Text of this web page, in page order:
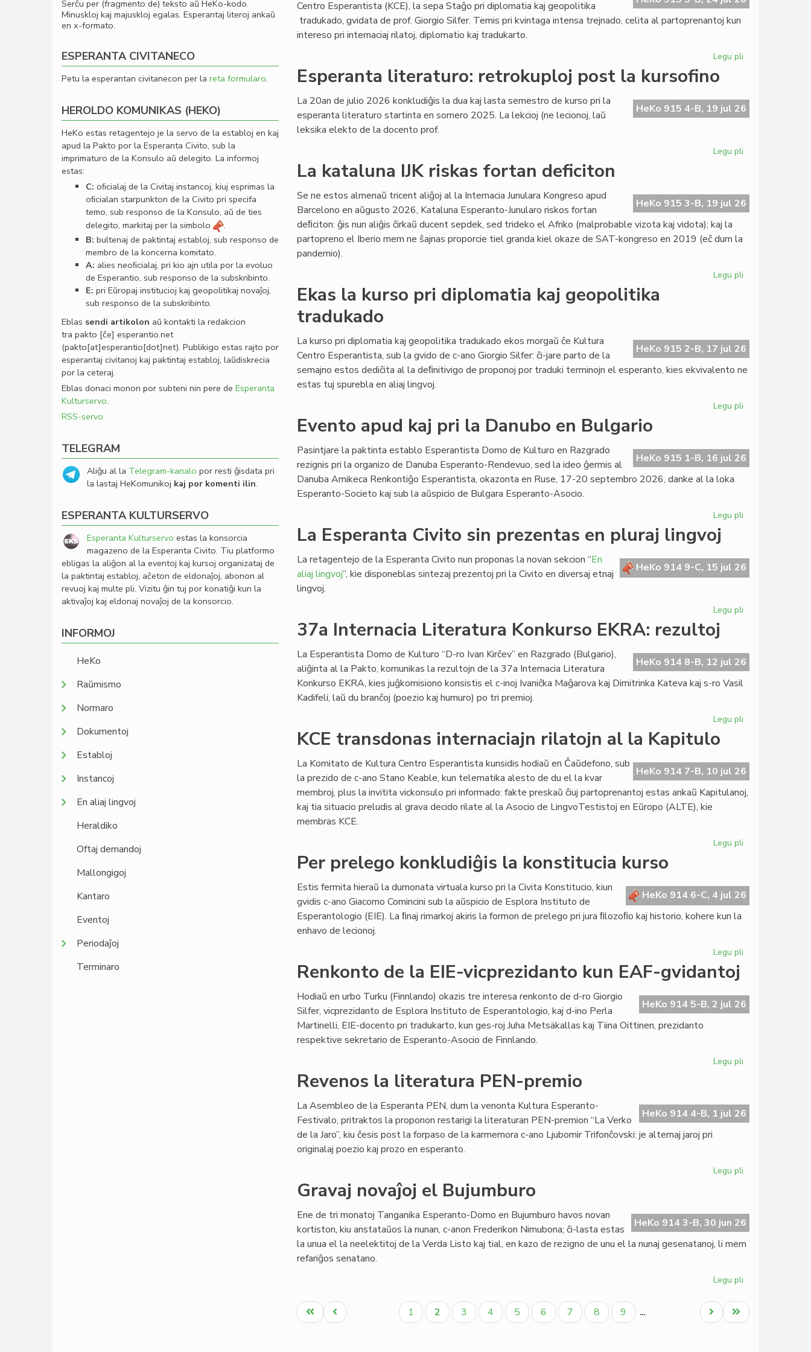
Centro Esperantista (KCE), la sepa Staĝo pri diplomatia kaj geopolitika
tradukado, gvidata de prof. Giorgio Silfer. Temis pri kvintaga intensa trejnado, celita al partoprenantoj kun
intereso pri internaciaj rilatoj, diplomatio kaj tradukarto.
Legu pli
diplomatiajn
tradukistojn
Esperanta literaturo: retrokuploj post la kursofino
HeKo 915 4-B, 19 jul 26
La 20an de julio 2026 konkludiĝis la dua kaj lasta semestro de kurso pri la
esperanta literaturo startinta en somero 2025. La lekcioj (ne lecionoj, laŭ
leksika elekto de la docento prof.
Legu pli
post
la
La kataluna IJK riskas fortan deficiton
HeKo 915 3-B, 19 jul 26
Se ne estos almenaŭ tricent aliĝoj al la Internacia Junulara Kongreso apud
Barcelono en aŭgusto 2026, Kataluna Esperanto-Junularo riskos fortan
deﬁciton: ĝis nun aliĝis ĉirkaŭ ducent sepdek, sed trideko el Afriko (malprobable vizota kaj vidota); kaj la
partopreno el Iberio mem ne ŝajnas proporcie tiel granda kiel okaze de SAT-kongreso en 2019 (eĉ dum la
pandemio).
Legu pli
fortan
deficiton
Ekas la kurso pri diplomatia kaj geopolitika
tradukado
HeKo 915 2-B, 17 jul 26
La kurso pri diplomatia kaj geopolitika tradukado ekos morgaŭ ĉe Kultura
Centro Esperantista, sub la gvido de c-ano Giorgio Silfer: ĉi-jare parto de la
semajno estos dediĉita al la deﬁnitivigo de proponoj por traduki terminojn el esperanto, kies ekvivalento ne
estas tuj spurebla en aliaj lingvoj.
Legu pli
pri
diplomatia
Evento apud kaj pri la Danubo en Bulgario
HeKo 915 1-B, 16 jul 26
Pasintjare la paktinta establo Esperantista Domo de Kulturo en Razgrado
rezignis pri la organizo de Danuba Esperanto-Rendevuo, sed la ideo ĝermis al
Danuba Amikeca Renkontiĝo Esperantista, okazonta en Ruse, 17-20 septembro 2026, danke al la loka
Esperanto-Societo kaj sub la aŭspicio de Bulgara Esperanto-Asocio.
Legu pli
pri
la
La Esperanta Civito sin prezentas en pluraj lingvoj
HeKo 914 9-C, 15 jul 26
La retagentejo de la Esperanta Civito nun proponas la novan sekcion “En
aliaj lingvoj”, kie disponeblas sintezaj prezentoj pri la Civito en diversaj etnaj
lingvoj.
Legu pli
sin
prezentas
37a Internacia Literatura Konkurso EKRA: rezultoj
HeKo 914 8-B, 12 jul 26
La Esperantista Domo de Kulturo “D-ro Ivan Kirĉev” en Razgrado (Bulgario),
aliĝinta al la Pakto, komunikas la rezultojn de la 37a Internacia Literatura
Konkurso EKRA, kies juĝkomisiono konsistis el c-inoj Ivaniĉka Maĝarova kaj Dimitrinka Kateva kaj s-ro Vasil
Kadifeli, laŭ du branĉoj (poezio kaj humuro) po tri premioj.
Legu pli
Konkurso
EKRA:
rezultoj
KCE transdonas internaciajn rilatojn al la Kapitulo
HeKo 914 7-B, 10 jul 26
La Komitato de Kultura Centro Esperantista kunsidis hodiaŭ en Ĉaŭdefono, sub
la prezido de c-ano Stano Keable, kun telematika alesto de du el la kvar
membroj, plus la invitita vickonsulo pri informado: fakte preskaŭ ĉiuj partoprenantoj estas ankaŭ Kapitulanoj,
kaj tia situacio preludis al grava decido rilate al la Asocio de LingvoTestistoj en Eŭropo (ALTE), kie
membras KCE.
Legu pli
rilatojn
al
Per prelego konkludiĝis la konstitucia kurso
HeKo 914 6-C, 4 jul 26
Estis fermita hieraŭ la dumonata virtuala kurso pri la Civita Konstitucio, kiun
gvidis c-ano Giacomo Comincini sub la aŭspicio de Esplora Instituto de
Esperantologio (EIE). La ﬁnaj rimarkoj akiris la formon de prelego pri jura ﬁlozoﬁo kaj historio, kohere kun la
enhavo de lecionoj.
Legu pli
la
konstitucia
Renkonto de la EIE-vicprezidanto kun EAF-gvidantoj
HeKo 914 5-B, 2 jul 26
Hodiaŭ en urbo Turku (Finnlando) okazis tre interesa renkonto de d-ro Giorgio
Silfer, vicprezidanto de Esplora Instituto de Esperantologio, kaj d-ino Perla
Martinelli, EIE-docento pri tradukarto, kun ges-roj Juha Metsäkallas kaj Tiina Oittinen, prezidanto
respektive sekretario de Esperanto-Asocio de Finnlando.
Legu pli
EIE-
vicprezidanto
Revenos la literatura PEN-premio
HeKo 914 4-B, 1 jul 26
La Asembleo de la Esperanta PEN, dum la venonta Kultura Esperanto-
Festivalo, pritraktos la proponon restarigi la literaturan PEN-premion “La Verko
de la Jaro”, kiu ĉesis post la forpaso de la karmemora c-ano Ljubomir Trifonĉovski: je alternaj jaroj pri
originalaj poezio kaj prozo en esperanto.
Legu pli
PEN-
premio
Gravaj novaĵoj el Bujumburo
HeKo 914 3-B, 30 jun 26
Ene de tri monatoj Tanganika Esperanto-Domo en Bujumburo havos novan
kortiston, kiu anstataŭos la nunan, c-anon Frederikon Nimubona; ĉi-lasta estas
la unua el la neelektitoj de la Verda Listo kaj tial, en kazo de rezigno de unu el la nunaj gesenatanoj, li mem
refariĝos senatano.
Legu pli
novaĵoj
el
Pagination
Unua
paĝo
Antaŭa
paĝo
Paĝo
1
Aktuala
paĝo
2 Paĝo
3 Paĝo
4 Paĝo
5 Paĝo
6 Paĝo
7 Paĝo
8 Paĝo
9 …
Last
page
Next
page
Serĉu per (fragmento de) teksto aŭ HeKo-kodo.
Minuskloj kaj majuskloj egalas. Esperantaj literoj ankaŭ
en x-formato.
ESPERANTA CIVITANECO
Petu la esperantan civitanecon per la reta formularo.
HEROLDO KOMUNIKAS (HEKO)
HeKo estas retagentejo je la servo de la establoj en kaj
apud la Pakto por la Esperanta Civito, sub la
imprimaturo de la Konsulo aŭ delegito. La informoj
estas:
C: oﬁcialaj de la Civitaj instancoj, kiuj esprimas la
oﬁcialan starpunkton de la Civito pri specifa
temo, sub responso de la Konsulo, aŭ de ties
delegito, markitaj per la simbolo
.
B: bultenaj de paktintaj establoj, sub responso de
membro de la koncerna komitato.
A: alies neoﬁcialaj, pri kio ajn utila por la evoluo
de Esperantio, sub responso de la subskribinto.
E: pri Eŭropaj institucioj kaj geopolitikaj novaĵoj,
sub responso de la subskribinto.
Eblas sendi artikolon aŭ kontakti la redakcion
tra pakto [ĉe] esperantio.net
(pakto[at]esperantio[dot]net). Publikigo estas rajto por
esperantaj civitanoj kaj paktintaj establoj, laŭdiskrecia
por la ceteraj.
Eblas donaci monon por subteni nin pere de Esperanta
Kulturservo.
RSS-servo
TELEGRAM
Aliĝu al la Telegram-kanalo por resti ĝisdata pri
la lastaj HeKomunikoj kaj por komenti ilin.
ESPERANTA KULTURSERVO
Esperanta Kulturservo estas la konsorcia
magazeno de la Esperanta Civito. Tiu platformo
ebligas la aliĝon al la eventoj kaj kursoj organizataj de
la paktintaj establoj, aĉeton de eldonaĵoj, abonon al
revuoj kaj multe pli. Vizitu ĝin tuj por konatiĝi kun la
aktivaĵoj kaj eldonaj novaĵoj de la konsorcio.
INFORMOJ
HeKo
Raŭmismo
Normaro
Dokumentoj
Establoj
Instancoj
En aliaj lingvoj
Heraldiko
Oftaj demandoj
Mallongigoj
Kantaro
Eventoj
Periodaĵoj
Terminaro